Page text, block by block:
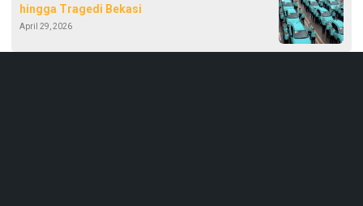
hingga Tragedi Bekasi
April 29, 2026